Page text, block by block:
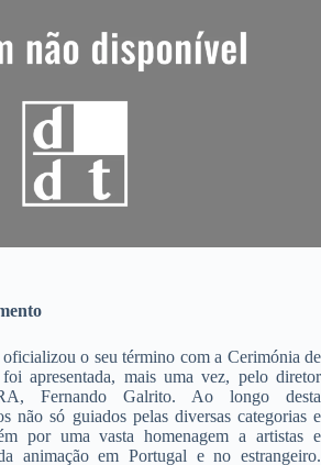
o seu término com a Cerimónia de
apresentada, mais uma vez, pelo diretor
Fernando Galrito. Ao longo desta
não só guiados pelas diversas categorias e
por uma vasta homenagem a artistas e
animação em Portugal e no estrangeiro.